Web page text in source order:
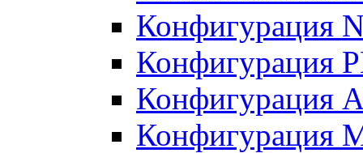
Конфигурация
Конфигурация
Конфигурация
Конфигурация